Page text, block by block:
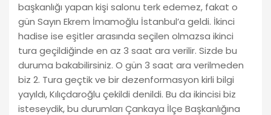
başkanlığı yapan kişi salonu terk edemez, fakat o
gün Sayın Ekrem İmamoğlu İstanbul’a geldi. İkinci
hadise ise eşitler arasında seçilen olmazsa ikinci
tura geçildiğinde en az 3 saat ara verilir. Sizde bu
duruma bakabilirsiniz. O gün 3 saat ara verilmeden
biz 2. Tura geçtik ve bir dezenformasyon kirli bilgi
yayıldı, Kılıçdaroğlu çekildi denildi. Bu da ikincisi biz
isteseydik, bu durumları Çankaya İlçe Başkanlığına